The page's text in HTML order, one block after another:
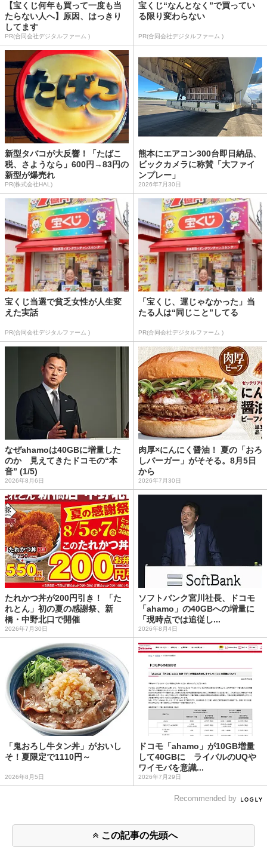
【宝くじ何年も買って一度も当
たらない人へ】原因、はっきり
してます
PR(合同会社デジタルファーム )
宝くじ“なんとなく”で買ってい
る限り変わらない
PR(合同会社デジタルファーム )
新型タバコが大反響！「たばこ
税、さようなら」600円→83円の
新型が爆売れ
PR(株式会社HAL)
熊本にエアコン300台即日納品、
ビックカメラに称賛「大ファイ
ンプレー」
2026年7月30日
宝くじ当選で貧乏女性が人生変
えた実話
PR(合同会社デジタルファーム )
「宝くじ、運じゃなかった」当
たる人は“同じこと”してる
PR(合同会社デジタルファーム )
なぜahamoは40GBに増量した
のか 見えてきたドコモの“本
音” (1/5)
2026年8月6日
肉厚×にんにく醤油！ 夏の「おろ
しバーガー」がそそる。8月5日
から
2026年7月30日
たれかつ丼が200円引き！ 「た
れとん」初の夏の感謝祭、新
橋・中野北口で開催
2026年7月30日
ソフトバンク宮川社長、ドコモ
「ahamo」の40GBへの増量に
「現時点では追従し...
2026年8月4日
「鬼おろし牛タン丼」がおいし
そ！夏限定で1110円～
2026年8月5日
ドコモ「ahamo」が10GB増量
して40GBに ライバルのUQや
ワイモバを意識...
2026年7月29日
Recommended by
この記事の先頭へ